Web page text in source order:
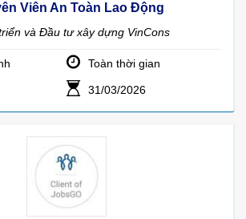
Viên An Toàn Lao Động
và Đầu tư xây dựng VinCons
Toàn thời gian
31/03/2026